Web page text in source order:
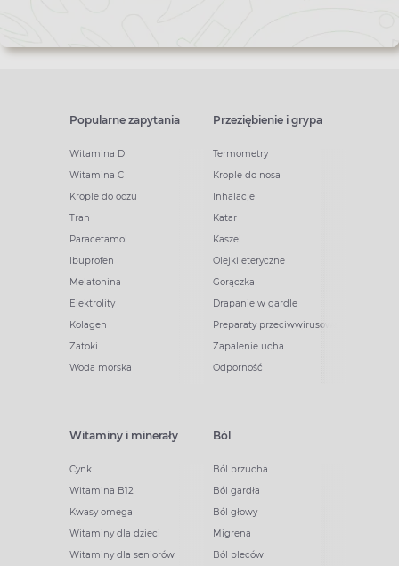
Popularne zapytania
Witamina D
Witamina C
Krople do oczu
Tran
Paracetamol
Ibuprofen
Melatonina
Elektrolity
Kolagen
Zatoki
Woda morska
Przeziębienie i grypa
Termometry
Krople do nosa
Inhalacje
Katar
Kaszel
Olejki eteryczne
Gorączka
Drapanie w gardle
Preparaty przeciwwirusowe
Zapalenie ucha
Odporność
Witaminy i minerały
Cynk
Witamina B12
Kwasy omega
Witaminy dla dzieci
Witaminy dla seniorów
Ból
Ból brzucha
Ból gardła
Ból głowy
Migrena
Ból pleców